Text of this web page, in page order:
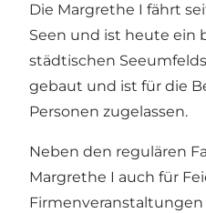
Die Margrethe I fährt
Seen und ist heute ein
städtischen
gebaut und ist für die
Personen zugelassen.
Neben den regulären
Margrethe I auch für
Firmenveranstaltungen